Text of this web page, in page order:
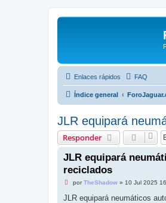
Enlaces rápidos FAQ
Índice general
JLR equipará
Responder
JLR equipará
reciclados
M
n
porTheShadow» 10 Jul 2025
JLR equipará neumáticos